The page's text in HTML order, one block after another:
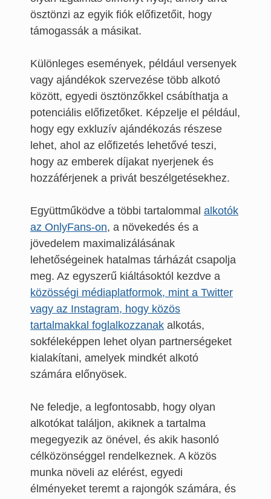
ösztönzi az egyik fiók előfizetőit, hogy
támogassák a másikat.
Különleges események, például versenyek
vagy ajándékok szervezése több alkotó
között, egyedi ösztönzőkkel csábíthatja a
potenciális előfizetőket. Képzelje el például,
hogy egy exkluzív ajándékozás részese
lehet, ahol az előfizetés lehetővé teszi,
hogy az emberek díjakat nyerjenek és
hozzáférjenek a privát beszélgetésekhez.
Együttműködve a többi tartalommal alkotók
az OnlyFans-on, a növekedés és a
jövedelem maximalizálásának
lehetőségeinek hatalmas tárházát csapolja
meg. Az egyszerű kiáltásoktól kezdve a
közösségi médiaplatformok, mint a Twitter
vagy az Instagram, hogy közös
tartalmakkal foglalkozzanak alkotás,
sokféleképpen lehet olyan partnerségeket
kialakítani, amelyek mindkét alkotó
számára előnyösek.
Ne feledje, a legfontosabb, hogy olyan
alkotókat találjon, akiknek a tartalma
megegyezik az önével, és akik hasonló
célközönséggel rendelkeznek. A közös
munka növeli az elérést, egyedi
élményeket teremt a rajongók számára, és